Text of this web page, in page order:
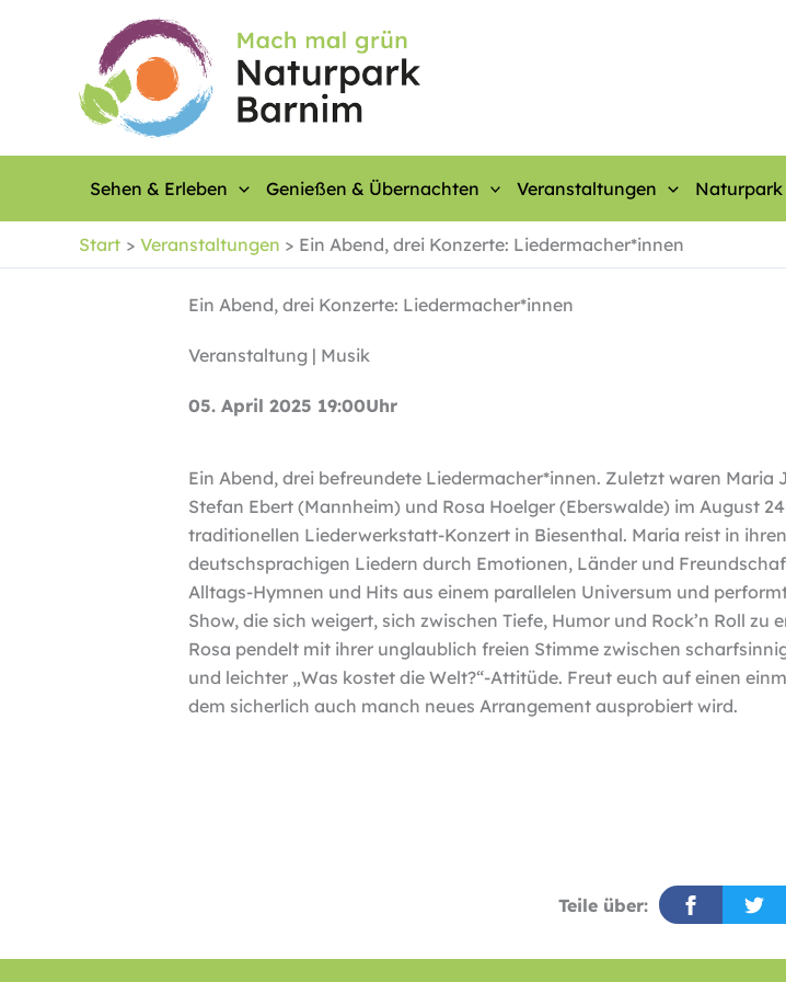
Sehen & Erleben Genießen & Übernachten Veranstaltungen Naturpark
Start Veranstaltungen Ein Abend, drei Konzerte: Liedermacher*innen
Ein Abend, drei Konzerte: Liedermacher*innen
Veranstaltung | Musik
05. April 2025 19:00Uhr
Ein Abend, drei befreundete Liedermacher*innen. Zuletzt waren Maria
Stefan Ebert (Mannheim) und Rosa Hoelger (Eberswalde) im August
traditionellen Liederwerkstatt-Konzert in Biesenthal. Maria reist in ihren
deutschsprachigen Liedern durch Emotionen, Länder und
Alltags-Hymnen und Hits aus einem parallelen Universum und
Show, die sich weigert, sich zwischen Tiefe, Humor und Rock’n Roll zu
Rosa pendelt mit ihrer unglaublich freien Stimme zwischen
und leichter „Was kostet die Welt?“-Attitüde. Freut euch auf einen
dem sicherlich auch manch neues Arrangement ausprobiert wird.
Teile über: